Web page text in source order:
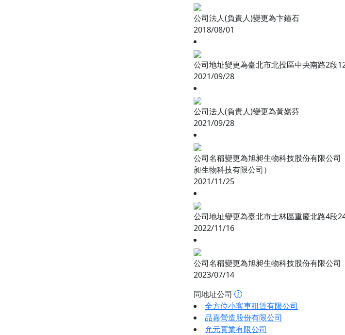
公司法人(負責人)變更為卞鐘石
2018/08/01
公司地址變更為臺北市北投區中央南路2段
2021/09/28
公司法人(負責人)變更為黃嫦芬
2021/09/28
公司名稱變更為旭昶生物科技股份有限公司
昶生物科技有限公司）
2021/11/25
公司地址變更為臺北市士林區重慶北路4段
2022/11/16
公司名稱變更為旭昶生物科技股份有限公司
2023/07/14
同地址公司
全方位小客車租賃有限公司
品嘉營造股份有限公司
允元實業有限公司